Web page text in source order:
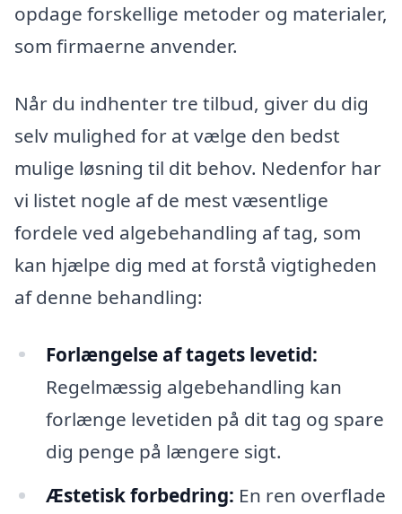
opdage forskellige metoder og materialer,
som firmaerne anvender.
Når du indhenter tre tilbud, giver du dig
selv mulighed for at vælge den bedst
mulige løsning til dit behov. Nedenfor har
vi listet nogle af de mest væsentlige
fordele ved algebehandling af tag, som
kan hjælpe dig med at forstå vigtigheden
af denne behandling:
Forlængelse af tagets levetid:
Regelmæssig algebehandling kan
forlænge levetiden på dit tag og spare
dig penge på længere sigt.
Æstetisk forbedring: En ren overflade